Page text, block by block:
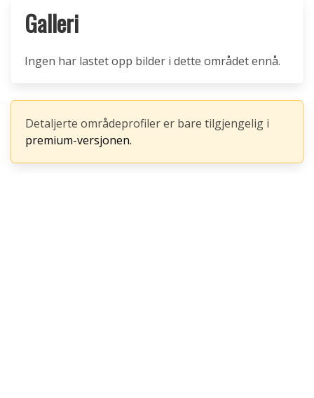
Galleri
Ingen har lastet opp bilder i dette området ennå.
Detaljerte områdeprofiler er bare tilgjengelig i
premium-versjonen.